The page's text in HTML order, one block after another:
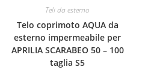
Teli da esterno
Telo coprimoto AQUA da
esterno impermeabile per
APRILIA SCARABEO 50 – 100
taglia S5